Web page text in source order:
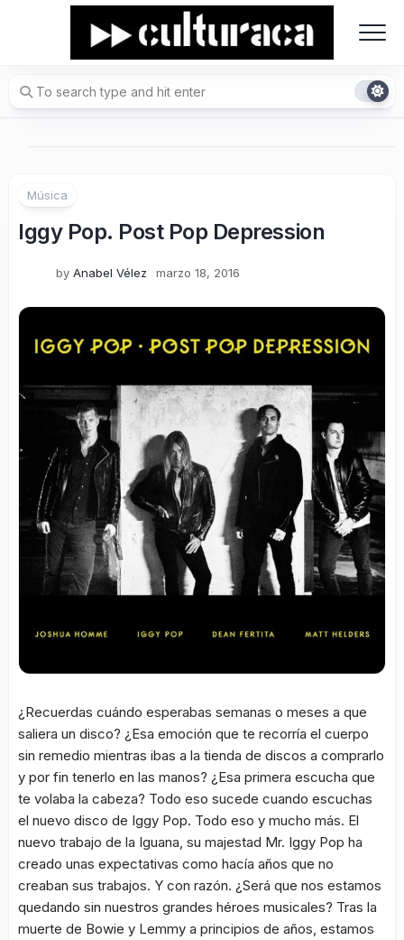
Música
Iggy Pop. Post Pop Depression
by Anabel Vélez marzo 18, 2016
¿Recuerdas cuándo esperabas semanas o meses a que
saliera un disco? ¿Esa emoción que te recorría el cuerpo
sin remedio mientras ibas a la tienda de discos a comprarlo
y por fin tenerlo en las manos? ¿Esa primera escucha que
te volaba la cabeza? Todo eso sucede cuando escuchas
el nuevo disco de Iggy Pop. Todo eso y mucho más. El
nuevo trabajo de la Iguana, su majestad Mr. Iggy Pop ha
creado unas expectativas como hacía años que no
creaban sus trabajos. Y con razón. ¿Será que nos estamos
quedando sin nuestros grandes héroes musicales? Tras la
muerte de Bowie y Lemmy a principios de años, estamos